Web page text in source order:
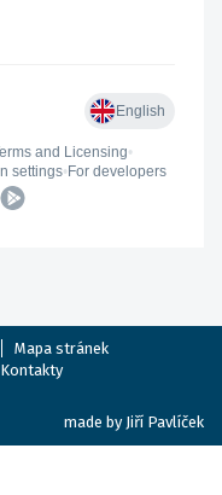
Mapa stránek
Kontakty
made by Jiří Pavlíček